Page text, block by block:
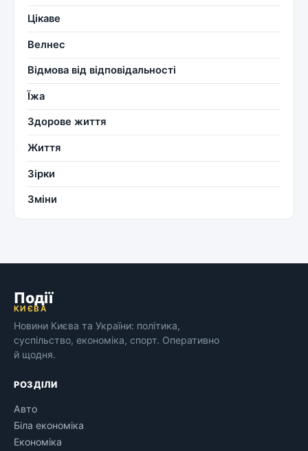
Цікаве
Велнес
Відмова від відповідальності
Їжа
Здорове життя
Життя
Зірки
Зміни
Події
КИЄВА
Новини Києва та України: політика,
суспільство, економіка, спорт. Оперативно
й щодня.
РОЗДІЛИ
Авто
Біла економіка
Економіка